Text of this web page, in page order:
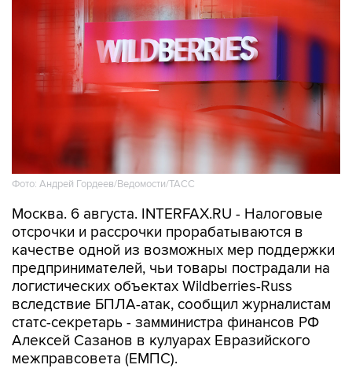
Фото: Андрей Гордеев/Ведомости/ТАСС
Москва. 6 августа. INTERFAX.RU - Налоговые
отсрочки и рассрочки прорабатываются в
качестве одной из возможных мер поддержки
предпринимателей, чьи товары пострадали на
логистических объектах Wildberries-Russ
вследствие БПЛА-атак, сообщил журналистам
статс-секретарь - замминистра финансов РФ
Алексей Сазанов в кулуарах Евразийского
межправсовета (ЕМПС).